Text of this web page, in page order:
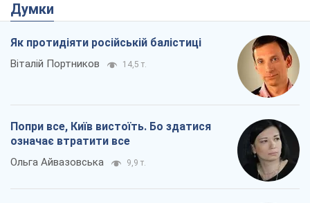
Думки
Як протидіяти російській балістиці
Віталій Портников 14,5 т.
Попри все, Київ вистоїть. Бо здатися
означає втратити все
Ольга Айвазовська 9,9 т.